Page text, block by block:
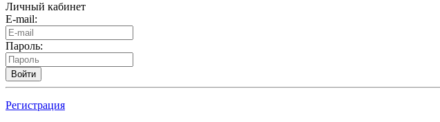
Личный кабинет
E-mail:
Пароль:
Войти
Регистрация